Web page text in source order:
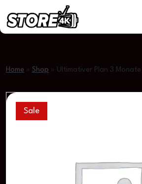
Home » Shop » Ultimativer Plan 3 Monate
Sale